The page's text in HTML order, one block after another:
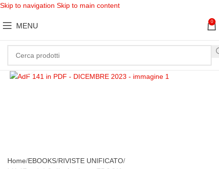
Skip to navigation Skip to main content
MENU 0
Clicca per ingrandire
Home EBOOKS RIVISTE UNIFICATO